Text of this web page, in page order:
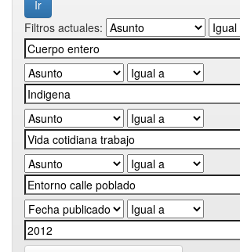
Filtros actuales: